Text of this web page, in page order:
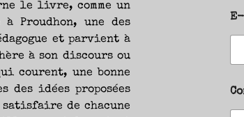
le livre, comme un
Proudhon, une des
et parvient à
à son discours ou
courent, une bonne
des idées proposées
satisfaire de chacune